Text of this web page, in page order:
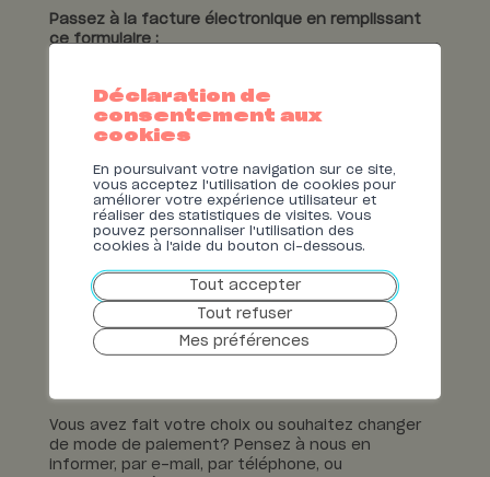
L’e-banking, ce n’est pas votre tasse
les données de facturation dans votre
système de paiement. Moins pratique,
mais tout aussi efficace. Et sans
Passez à la facture électronique en remplissant
ce formulaire :
Vous avez fait votre choix ou souhaitez changer
de mode de paiement? Pensez à nous en
informer, par e-mail, par téléphone, ou
Déclaration de
consentement aux
cookies
En poursuivant votre navigation sur ce site,
vous acceptez l'utilisation de cookies pour
améliorer votre expérience utilisateur et
réaliser des statistiques de visites. Vous
pouvez personnaliser l'utilisation des
cookies à l'aide du bouton ci-dessous.
Tout accepter
Tout refuser
Mes préférences